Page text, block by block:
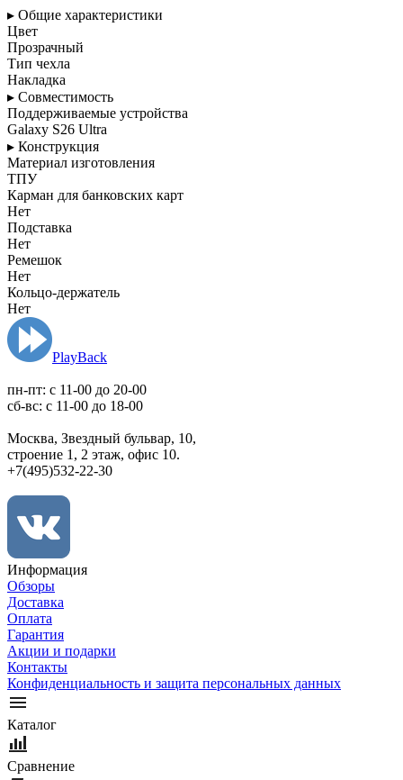
▸ Общие характеристики
Цвет
Прозрачный
Тип чехла
Накладка
▸ Совместимость
Поддерживаемые устройства
Galaxy S26 Ultra
▸ Конструкция
Материал изготовления
ТПУ
Карман для банковских карт
Нет
Подставка
Нет
Ремешок
Нет
Кольцо-держатель
Нет
PlayBack
пн-пт: c 11-00 до 20-00
сб-вс: с 11-00 до 18-00
Москва, Звездный бульвар, 10,
строение 1, 2 этаж, офис 10.
+7(495)532-22-30
Информация
Обзоры
Доставка
Оплата
Гарантия
Акции и подарки
Контакты
Конфиденциальность и защита персональных данных
Каталог
Сравнение